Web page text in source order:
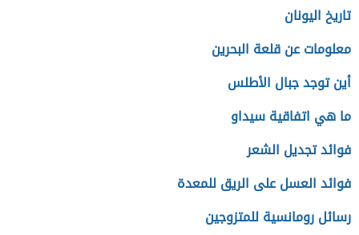
تاريخ اليونان
معلومات عن قلعة البحرين
أين توجد جبال الأطلس
ما هي اتفاقية سيداو
فوائد تجديل الشعر
فوائد العسل على الريق للمعدة
رسائل رومانسية للمتزوجين